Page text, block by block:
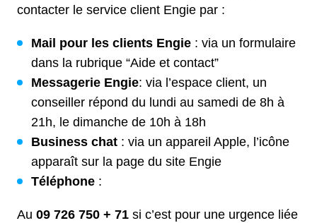
contacter le service client Engie par :
Mail pour les clients Engie : via un formulaire
dans la rubrique “Aide et contact”
Messagerie Engie: via l’espace client, un
conseiller répond du lundi au samedi de 8h à
21h, le dimanche de 10h à 18h
Business chat : via un appareil Apple, l’icône
apparaît sur la page du site Engie
Téléphone :
Au 09 726 750 + 71 si c’est pour une urgence liée